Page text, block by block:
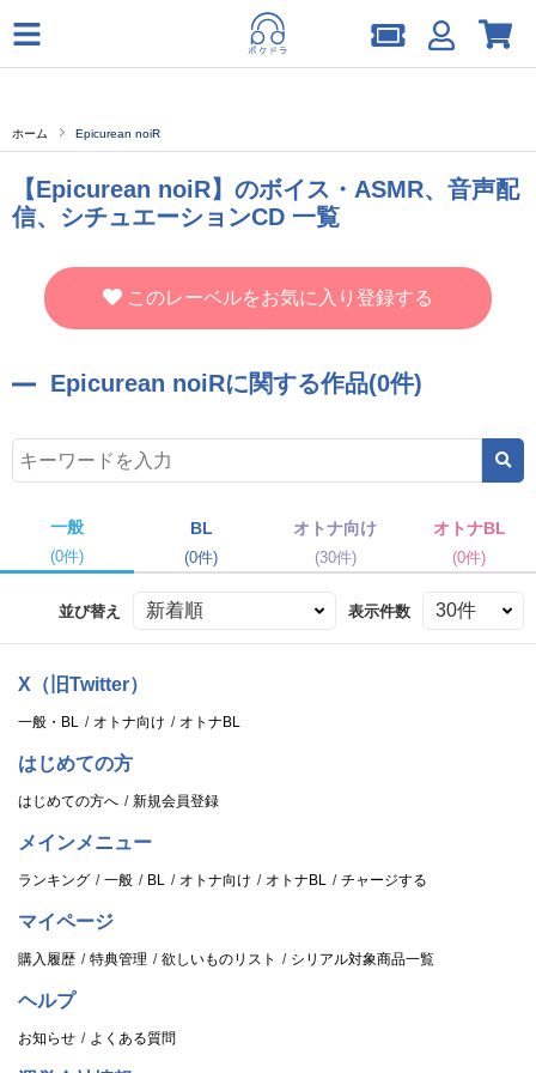
ホーム Epicurean noiR
【Epicurean noiR】のボイス・ASMR、音声配
信、シチュエーションCD 一覧
このレーベルをお気に入り登録する
Epicurean noiRに関する作品(0件)
一般
(0件)
BL
(0件)
オトナ向け
(30件)
オトナBL
(0件)
並び替え 表示件数
X（旧Twitter）
一般・BL オトナ向け オトナBL
はじめての方
はじめての方へ 新規会員登録
メインメニュー
ランキング 一般 BL オトナ向け オトナBL チャージする
マイページ
購入履歴 特典管理 欲しいものリスト シリアル対象商品一覧
ヘルプ
お知らせ よくある質問